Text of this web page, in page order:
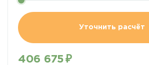
Уточнить расчёт
406 675